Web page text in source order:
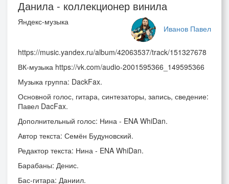
Данила - коллекционер винила
Иванов Павел
Яндекс-музыка
https://music.yandex.ru/album/42063537/track/151327678
ВК-музыка https://vk.com/audio-2001595366_149595366
Музыка группа: DackFax.
Основной голос, гитара, синтезаторы, запись, сведение:
Павел DacFax.
Дополнительный голос: Нина - ENA WhiDan.
Автор текста: Семён Будуновский.
Редактор текста: Нина - ENA WhiDan.
Барабаны: Денис.
Бас-гитара: Даниил.